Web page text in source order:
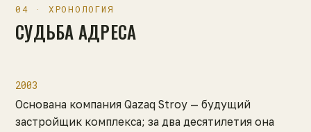
04 · ХРОНОЛОГИЯ
СУДЬБА АДРЕСА
2003
Основана компания Qazaq Stroy — будущий
застройщик комплекса; за два десятилетия она